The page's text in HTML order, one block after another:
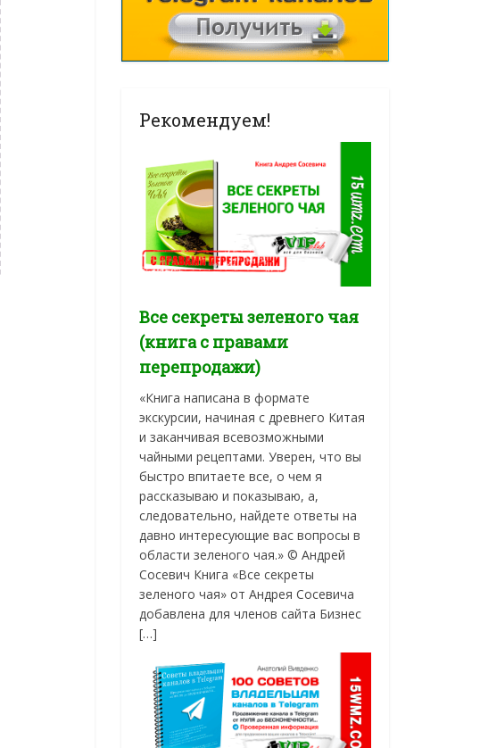
Рекомендуем!
Все секреты зеленого чая
(книга с правами
перепродажи)
«Книга написана в формате
экскурсии, начиная с древнего Китая
и заканчивая всевозможными
чайными рецептами. Уверен, что вы
быстро впитаете все, о чем я
рассказываю и показываю, а,
следовательно, найдете ответы на
давно интересующие вас вопросы в
области зеленого чая.» © Андрей
Сосевич Книга «Все секреты
зеленого чая» от Андрея Сосевича
добавлена для членов сайта Бизнес
[…]